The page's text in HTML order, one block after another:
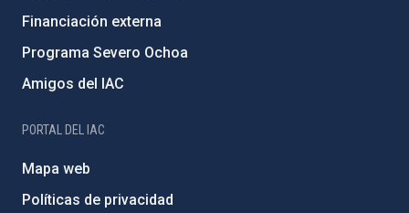
Financiación externa
Programa Severo Ochoa
Amigos del IAC
PORTAL DEL IAC
Mapa web
Políticas de privacidad